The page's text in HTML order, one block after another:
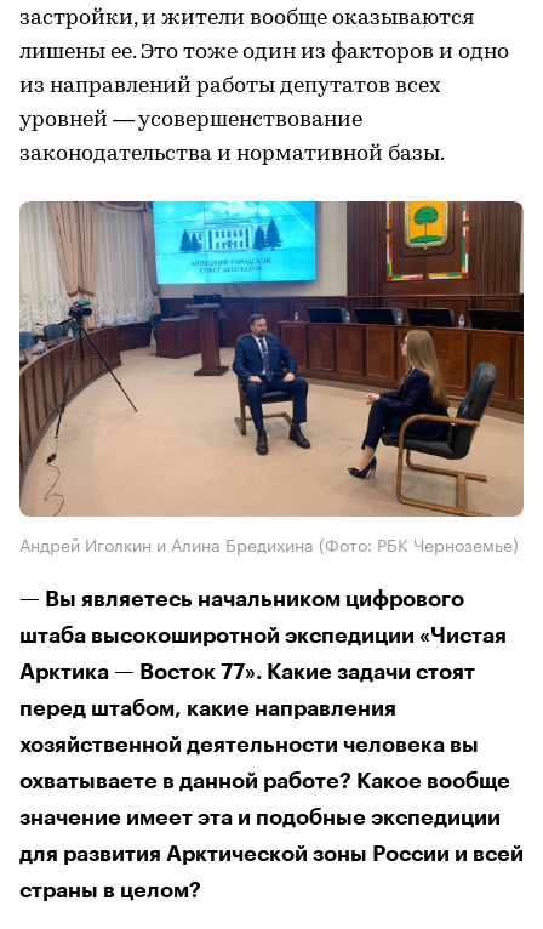
застройки, и жители вообще оказываются
лишены ее. Это тоже один из факторов и одно
из направлений работы депутатов всех
уровней — усовершенствование
законодательства и нормативной базы.
Андрей Иголкин и Алина Бредихина (Фото: РБК Черноземье)
— Вы являетесь начальником цифрового
штаба высокоширотной экспедиции «Чистая
Арктика — Восток 77». Какие задачи стоят
перед штабом, какие направления
хозяйственной деятельности человека вы
охватываете в данной работе? Какое вообще
значение имеет эта и подобные экспедиции
для развития Арктической зоны России и всей
страны в целом?